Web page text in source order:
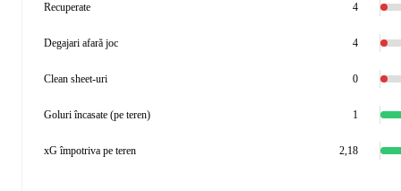
Recuperate 4
Degajari afară joc 4
Clean sheet-uri 0
Goluri încasate (pe teren) 1
xG împotriva pe teren 2,18